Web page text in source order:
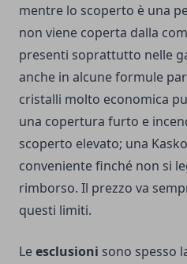
mentre lo scoperto è una
non viene coperta dalla
presenti soprattutto nelle
anche in alcune formule
cristalli molto economica
una copertura furto e
scoperto elevato; una
conveniente finché non si
rimborso. Il prezzo va
questi limiti.
Leesclusioni sono spesso